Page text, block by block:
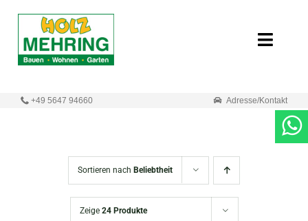
springen
Toggle
+49 5647 94660 Adresse/Kontakt
Sortieren nach Beliebtheit
Zeige 24 Produkte